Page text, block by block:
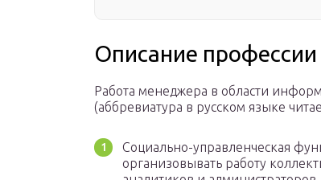
Описание профессии
Работа менеджера в области
(аббревиатура в русском языке
Социально-управленческая
организовывать работу